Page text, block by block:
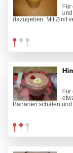
dazugeben. Mit Zimt
Bananen schälen